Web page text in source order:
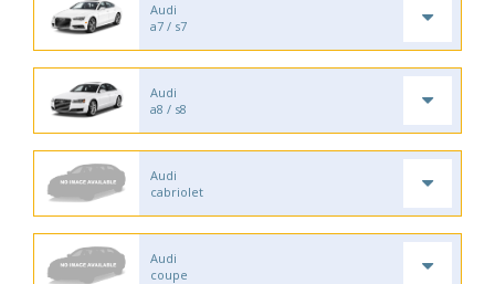
Audi
a7 / s7
Audi
a8 / s8
Audi
cabriolet
Audi
coupe